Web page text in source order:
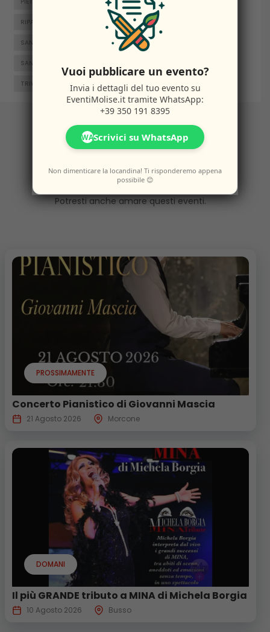
RIPALIMOSANI ROCCAMANDOLFI ROTELLO
SAN GIACOMO DEGLI SCHIAVONI SAN MASSIMO
SANTA CROCE DI MAGLIANO
TRIVENTO VENAFRO VINCHIATURO
AltriEventi
Potresti anche amare questi eventi.
PROSSIMAMENTE
Concerto Pianistico di Giovanni Mascia
21 Agosto 2026 Morcone
DOMANI
Il più GRANDE tributo a MINA di Michela Borgia
10 Agosto 2026 Busso
Vuoi pubblicare un evento?
Invia i dettagli del tuo evento su
EventiMolise.it tramite WhatsApp:
+39 350 191 8395
WAScrivici su WhatsApp
Non dimenticare la locandina! Ti risponderemo appena
possibile 😊